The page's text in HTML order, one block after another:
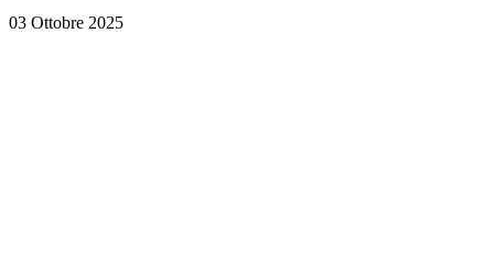
03 Ottobre 2025